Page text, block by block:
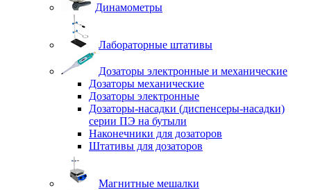
Динамометры
Лабораторные штативы
Дозаторы электронные и механические
Дозаторы механические
Дозаторы электронные
Дозаторы-насадки (диспенсеры-насадки)
серии ПЭ на бутыли
Наконечники для дозаторов
Штативы для дозаторов
Магнитные мешалки